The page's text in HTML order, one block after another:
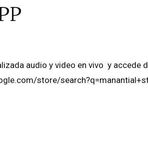
audio y video en vivo y
store/